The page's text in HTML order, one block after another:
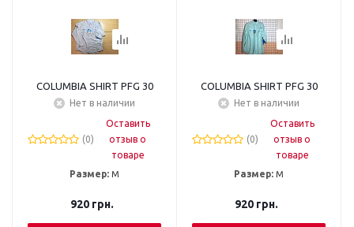
COLUMBIA SHIRT PFG 30
Нет в наличии
(0)
Оставить
отзыв о
товаре
Размер: М
920грн.
COLUMBIA SHIRT PFG 30
Нет в наличии
(0)
Оставить
отзыв о
товаре
Размер: М
920грн.